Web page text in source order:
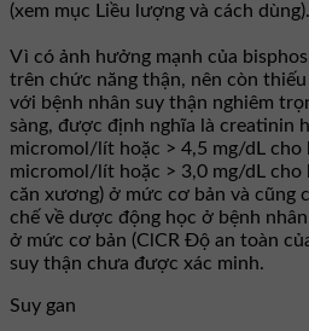
(xem mục Liều lượng và cách dùng).
Vì có ảnh hưởng mạnh của
trên chức năng thận, nên còn
với bệnh nhân suy thận nghiêm
sàng, được định nghĩa là creatinin
micromol/lít hoặc > 4,5 mg/dL cho
micromol/lít hoặc > 3,0 mg/dL cho
căn xương) ở mức cơ bản và cũng
chế về dược động học ở bệnh
ở mức cơ bản (ClCR Độ an toàn
suy thận chưa được xác minh.
Suy gan